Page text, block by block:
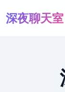
深夜聊天室